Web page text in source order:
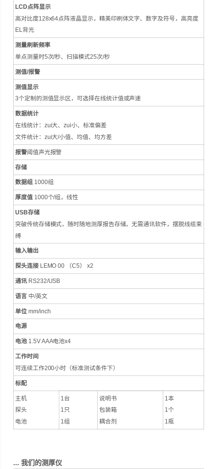
LCD 点阵显示
高对比度128x64点阵液晶显示，精美印刷体文字、数字及符号，高亮度
EL背光
测量刷新频率
单点测量时5次/秒、扫描模式25次/秒
测值/报警
测值显示
3个定制的测值显示区，可选择在线统计值或声速
数据统计
在线统计：zui大、zui小、标准偏差
文件统计：zui大/小值、均值、均方差
报警阈值声光报警
存储
数据组 1000组
厚度值 1000个/组，线性
USB存储
突破传统存储模式，随时随地测厚报告存储，无需通讯软件，摆脱线缆束
缚
输入输出
探头连接 LEMO 00 （C5） x2
通讯 RS232/USB
语言 中/英文
单位mm/inch
电源
电池 1.5V AAA电池x4
工作时间
可连续工作200小时（标准测试条件下）
标配
主机
探头
电池
1台
1只
1组
说明书
包装箱
耦合剂
1本
1个
1瓶
...我们的测厚仪